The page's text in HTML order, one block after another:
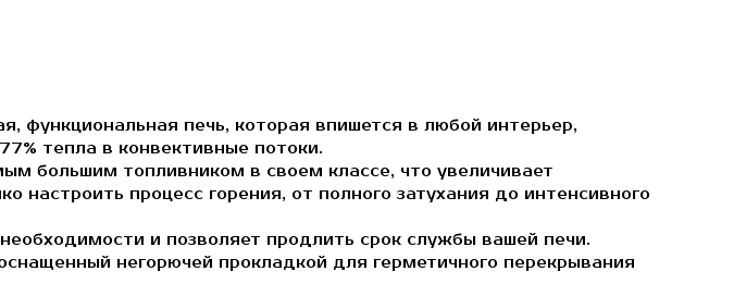
печь, которая впишется в любой интерьер,
тепла в конвективные потоки.
большим топливником в своем классе, что увеличивает
настроить процесс горения, от полного затухания до интенсивного
и позволяет продлить срок службы вашей печи.
негорючей прокладкой для герметичного перекрывания